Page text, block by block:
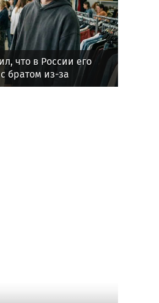
что в России его
братом из-за